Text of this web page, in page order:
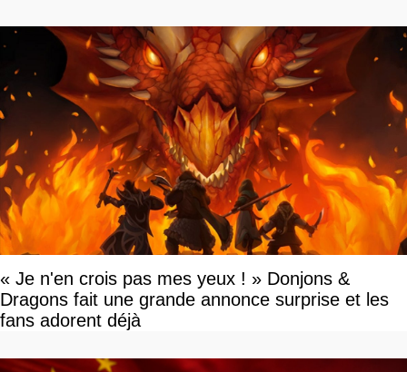
« Je n'en crois pas mes yeux ! » Donjons &
Dragons fait une grande annonce surprise et les
fans adorent déjà